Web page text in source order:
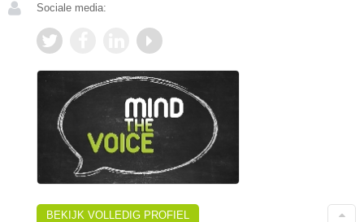
Sociale media:
BEKIJK VOLLEDIG PROFIEL